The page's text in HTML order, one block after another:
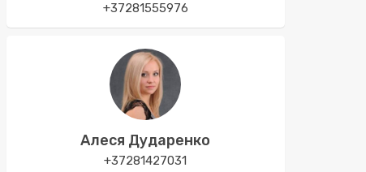
+37281555976
Алеся Дударенко
+37281427031